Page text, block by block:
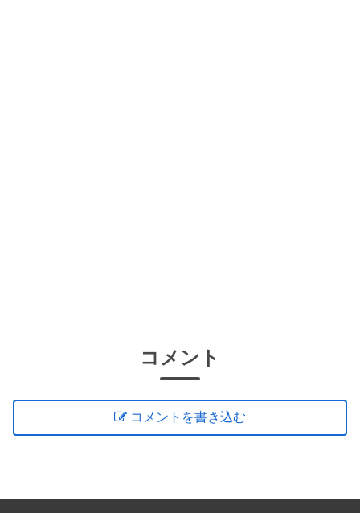
コメント
コメントを書き込む